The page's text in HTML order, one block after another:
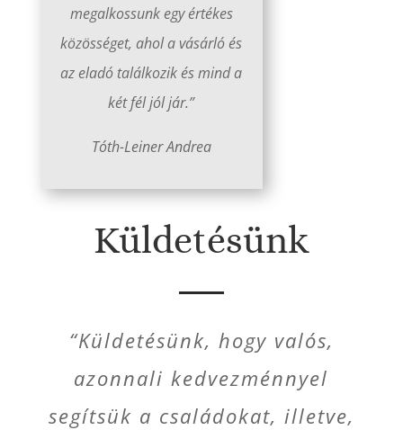
megalkossunk egy értékes
közösséget, ahol a vásárló és
az eladó találkozik és mind a
két fél jól jár.”
Tóth-Leiner Andrea
Küldetésünk
“Küldetésünk, hogy valós,
azonnali kedvezménnyel
segítsük a családokat, illetve,